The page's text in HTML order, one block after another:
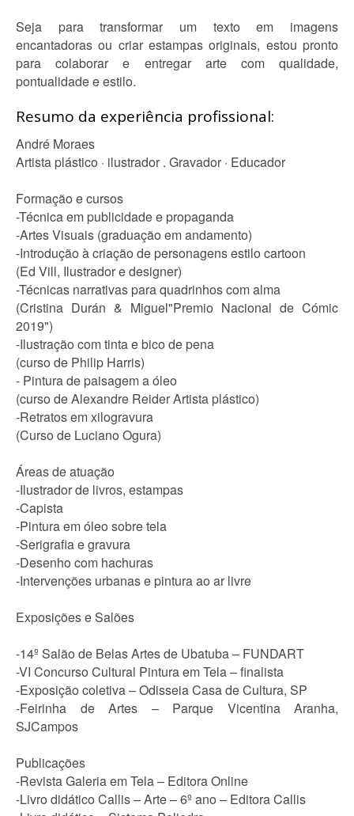
Seja para transformar um texto em imagens
encantadoras ou criar estampas originais, estou pronto
para colaborar e entregar arte com qualidade,
pontualidade e estilo.
Resumo da experiência profissional:
André Moraes
Artista plástico · ilustrador . Gravador · Educador
Formação e cursos
-Técnica em publicidade e propaganda
-Artes Visuais (graduação em andamento)
-Introdução à criação de personagens estilo cartoon
(Ed Vill, Ilustrador e designer)
-Técnicas narrativas para quadrinhos com alma
(Cristina Durán & Miguel"Premio Nacional de Cómic
2019")
-Ilustração com tinta e bico de pena
(curso de Philip Harris)
- Pintura de paisagem a óleo
(curso de Alexandre Reider Artista plástico)
-Retratos em xilogravura
(Curso de Luciano Ogura)
Áreas de atuação
-Ilustrador de livros, estampas
-Capista
-Pintura em óleo sobre tela
-Serigrafia e gravura
-Desenho com hachuras
-Intervenções urbanas e pintura ao ar livre
Exposições e Salões
-14º Salão de Belas Artes de Ubatuba – FUNDART
-VI Concurso Cultural Pintura em Tela – finalista
-Exposição coletiva – Odisseia Casa de Cultura, SP
-Feirinha de Artes – Parque Vicentina Aranha,
SJCampos
Publicações
-Revista Galeria em Tela – Editora Online
-Livro didático Callis – Arte – 6º ano – Editora Callis